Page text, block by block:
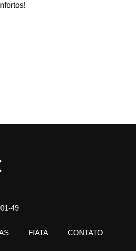
49
FIATA CONTATO